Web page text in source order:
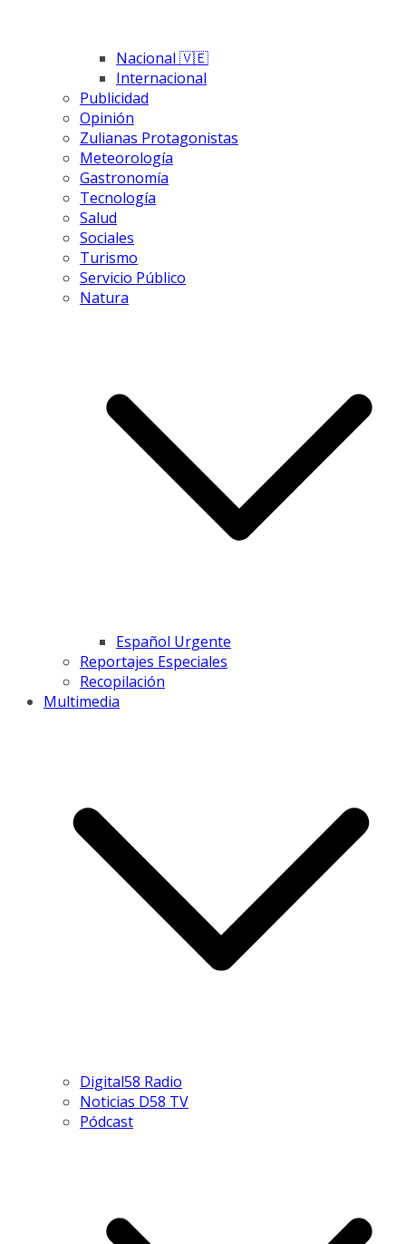
Nacional 🇻🇪
Internacional
Publicidad
Opinión
Zulianas Protagonistas
Meteorología
Gastronomía
Tecnología
Salud
Sociales
Turismo
Servicio Público
Natura
Español Urgente
Reportajes Especiales
Recopilación
Multimedia
Digital58 Radio
Noticias D58 TV
Pódcast